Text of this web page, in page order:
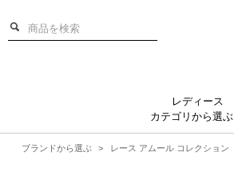
レディース
カテゴリから選ぶ
ブランドから選ぶ > レース アムール コレクション